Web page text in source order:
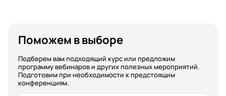
Поможем в выборе
Подберем вам подходящий курс или предложим
программу вебинаров и других полезных мероприятий.
Подготовим при необходимости к предстоящим
конференциям.